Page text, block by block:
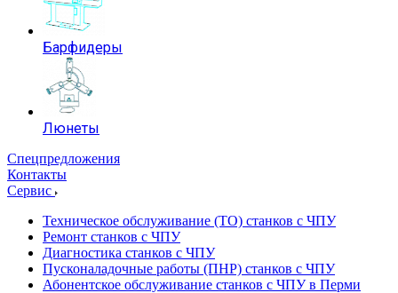
Барфидеры
Люнеты
Спецпредложения
Контакты
Сервис
Техническое обслуживание (ТО) станков с ЧПУ
Ремонт станков с ЧПУ
Диагностика станков с ЧПУ
Пусконаладочные работы (ПНР) станков с ЧПУ
Абонентское обслуживание станков с ЧПУ в Перми